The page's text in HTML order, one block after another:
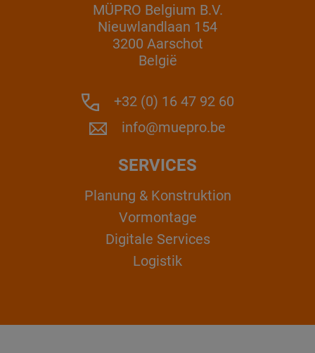
MÜPRO Belgium B.V.
Nieuwlandlaan 154
3200 Aarschot
België
+32 (0) 16 47 92 60
info@muepro.be
SERVICES
Planung & Konstruktion
Vormontage
Digitale Services
Logistik